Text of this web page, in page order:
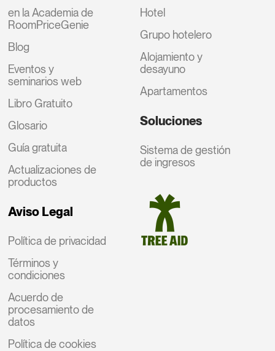
en la Academia de
RoomPriceGenie
Blog
Eventos y
seminarios web
Libro Gratuito
Glosario
Guía gratuita
Actualizaciones de
productos
Aviso Legal
Política de privacidad
Términos y
condiciones
Acuerdo de
procesamiento de
datos
Política de cookies
Hotel
Grupo hotelero
Alojamiento y
desayuno
Apartamentos
Soluciones
Sistema de gestión
de ingresos